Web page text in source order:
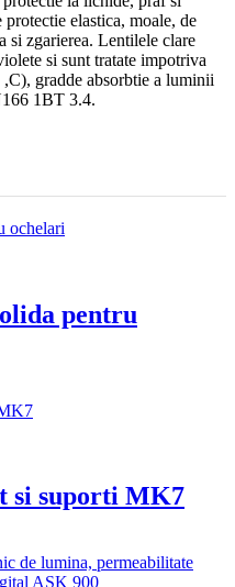
elastica, moale, de
si zgarierea. Lentilele clare
si sunt tratate impotriva
gradde absorbtie a luminii
1BT 3.4.
pentru
si suporti MK7